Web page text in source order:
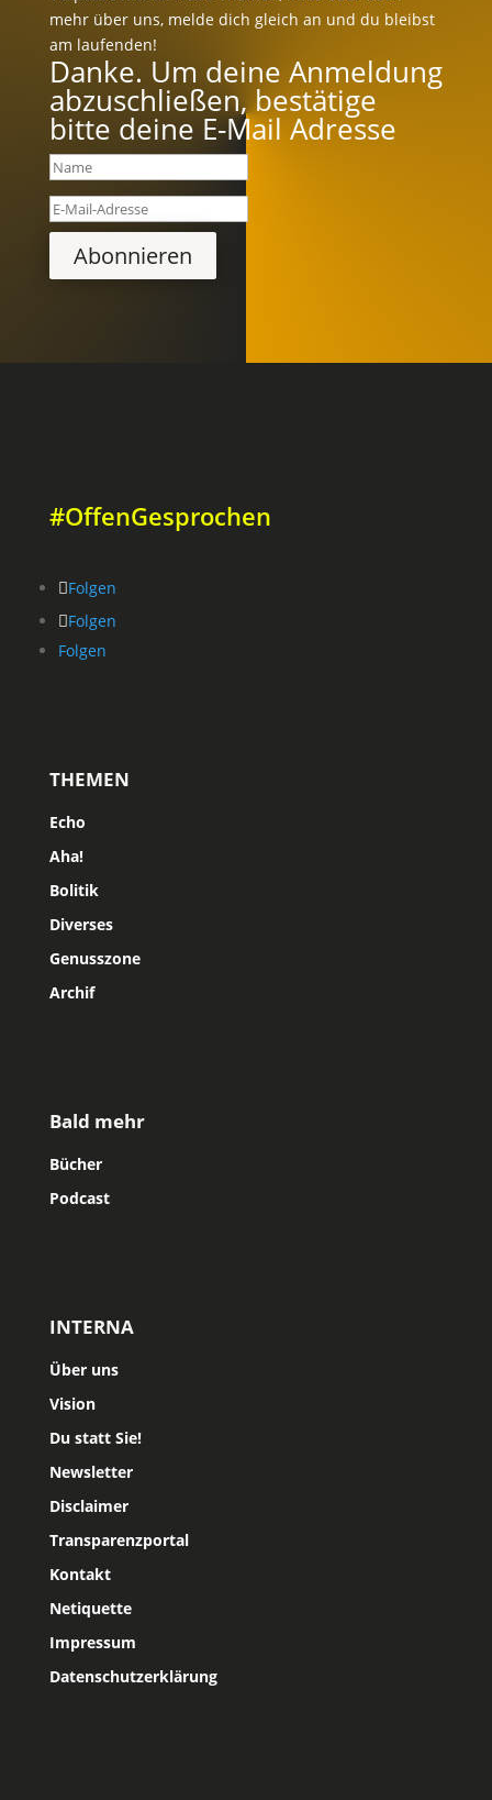
mehr über uns, melde dich gleich an und du bleibst
am laufenden!
Danke. Um deine Anmeldung
abzuschließen, bestätige
bitte deine E-Mail Adresse
Abonnieren
#OffenGesprochen
Folgen
Folgen
Folgen
THEMEN
Echo
Aha!
Bolitik
Diverses
Genusszone
Archif
Bald mehr
Bücher
Podcast
INTERNA
Über uns
Vision
Du statt Sie!
Newsletter
Disclaimer
Transparenzportal
Kontakt
Netiquette
Impressum
Datenschutzerklärung